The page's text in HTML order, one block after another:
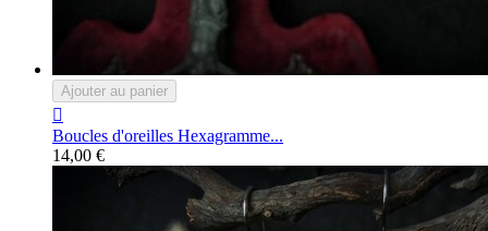
Ajouter au panier

Boucles d'oreilles Hexagramme...
14,00 €